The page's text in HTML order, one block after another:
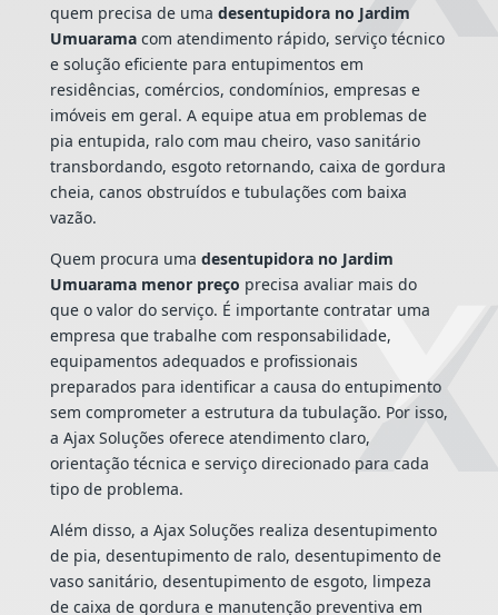
quem precisa de uma desentupidora no Jardim
Umuaramacom atendimento rápido, serviço técnico
e solução eficiente para entupimentos em
residências, comércios, condomínios, empresas e
imóveis em geral. A equipe atua em problemas de
pia entupida, ralo com mau cheiro, vaso sanitário
transbordando, esgoto retornando, caixa de gordura
cheia, canos obstruídos e tubulações com baixa
vazão.
Quem procura uma desentupidora no Jardim
Umuarama menor preço precisa avaliar mais do
que o valor do serviço. É importante contratar uma
empresa que trabalhe com responsabilidade,
equipamentos adequados e profissionais
preparados para identificar a causa do entupimento
sem comprometer a estrutura da tubulação. Por isso,
a Ajax Soluções oferece atendimento claro,
orientação técnica e serviço direcionado para cada
tipo de problema.
Além disso, a Ajax Soluções realiza desentupimento
de pia, desentupimento de ralo, desentupimento de
vaso sanitário, desentupimento de esgoto, limpeza
de caixa de gordura e manutenção preventiva em